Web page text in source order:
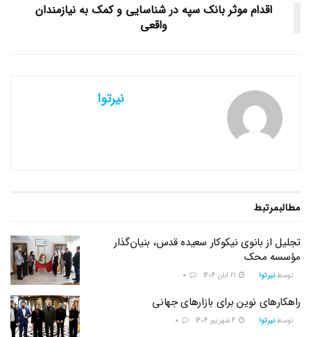
اقدام موثر بانک سپه در شناسایی و کمک به نیازمندان
واقعی
نیرتوا
مطالبمرتبط
تجلیل از بانوی نیکوکار سعیده قدس، بنیان‌گذار
مؤسسه محک
توسط نیرتوا
راهکارهای نوین برای بازارهای جهانی
توسط نیرتوا